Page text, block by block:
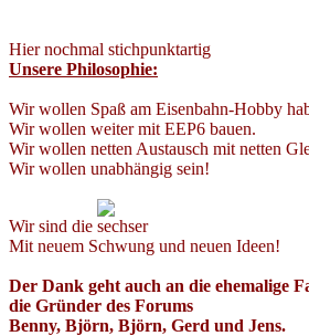
Hier nochmal stichpunktartig
Unsere Philosophie:
Wir wollen Spaß am Eisenbahn-Hobby
Wir wollen weiter mit EEP6 bauen.
Wir wollen netten Austausch mit netten
Wir wollen unabhängig sein!
Wir sind die
Mit neuem Schwung und neuen Ideen!
Der Dank geht auch an die ehemalige
die Gründer des Forums
Benny, Björn, Björn, Gerd und Jens.